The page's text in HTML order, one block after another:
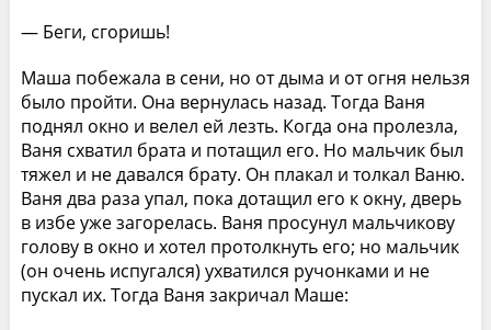
— Беги, сгоришь!
Маша побежала в сени, но от дыма и от огня нельзя
было пройти. Она вернулась назад. Тогда Ваня
поднял окно и велел ей лезть. Когда она пролезла,
Ваня схватил брата и потащил его. Но мальчик был
тяжел и не давался брату. Он плакал и толкал Ваню.
Ваня два раза упал, пока дотащил его к окну, дверь
в избе уже загорелась. Ваня просунул мальчикову
голову в окно и хотел протолкнуть его; но мальчик
(он очень испугался) ухватился ручонками и не
пускал их. Тогда Ваня закричал Маше: